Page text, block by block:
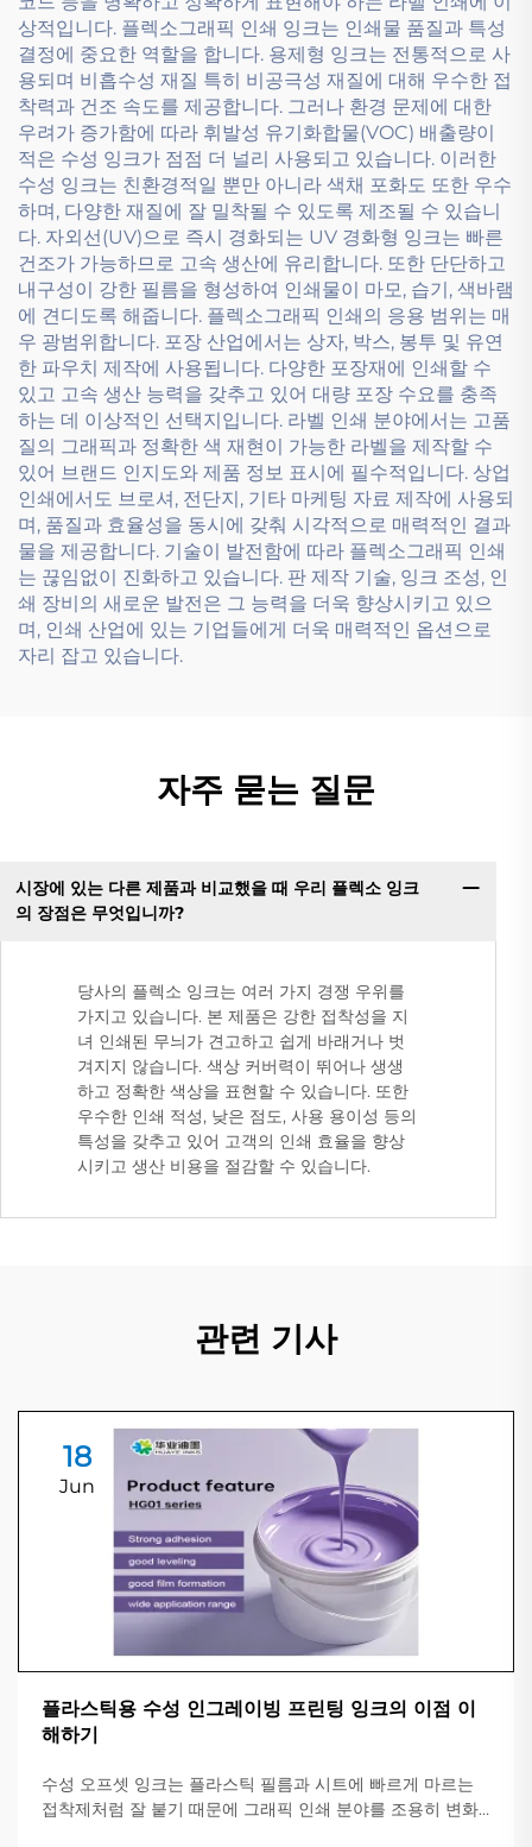
상적입니다. 플렉소그래픽 인쇄 잉크는 인쇄물 품질과 특성
결정에 중요한 역할을 합니다. 용제형 잉크는 전통적으로 사
용되며 비흡수성 재질 특히 비공극성 재질에 대해 우수한 접
착력과 건조 속도를 제공합니다. 그러나 환경 문제에 대한
우려가 증가함에 따라 휘발성 유기화합물(VOC) 배출량이
적은 수성 잉크가 점점 더 널리 사용되고 있습니다. 이러한
수성 잉크는 친환경적일 뿐만 아니라 색채 포화도 또한 우수
하며, 다양한 재질에 잘 밀착될 수 있도록 제조될 수 있습니
다. 자외선(UV)으로 즉시 경화되는 UV 경화형 잉크는 빠른
건조가 가능하므로 고속 생산에 유리합니다. 또한 단단하고
내구성이 강한 필름을 형성하여 인쇄물이 마모, 습기, 색바램
에 견디도록 해줍니다. 플렉소그래픽 인쇄의 응용 범위는 매
우 광범위합니다. 포장 산업에서는 상자, 박스, 봉투 및 유연
한 파우치 제작에 사용됩니다. 다양한 포장재에 인쇄할 수
있고 고속 생산 능력을 갖추고 있어 대량 포장 수요를 충족
하는 데 이상적인 선택지입니다. 라벨 인쇄 분야에서는 고품
질의 그래픽과 정확한 색 재현이 가능한 라벨을 제작할 수
있어 브랜드 인지도와 제품 정보 표시에 필수적입니다. 상업
인쇄에서도 브로셔, 전단지, 기타 마케팅 자료 제작에 사용되
며, 품질과 효율성을 동시에 갖춰 시각적으로 매력적인 결과
물을 제공합니다. 기술이 발전함에 따라 플렉소그래픽 인쇄
는 끊임없이 진화하고 있습니다. 판 제작 기술, 잉크 조성, 인
쇄 장비의 새로운 발전은 그 능력을 더욱 향상시키고 있으
며, 인쇄 산업에 있는 기업들에게 더욱 매력적인 옵션으로
자리 잡고 있습니다.
자주 묻는 질문
시장에 있는 다른 제품과 비교했을 때 우리 플렉소 잉크
의 장점은 무엇입니까?
당사의 플렉소 잉크는 여러 가지 경쟁 우위를
가지고 있습니다. 본 제품은 강한 접착성을 지
녀 인쇄된 무늬가 견고하고 쉽게 바래거나 벗
겨지지 않습니다. 색상 커버력이 뛰어나 생생
하고 정확한 색상을 표현할 수 있습니다. 또한
우수한 인쇄 적성, 낮은 점도, 사용 용이성 등의
특성을 갖추고 있어 고객의 인쇄 효율을 향상
시키고 생산 비용을 절감할 수 있습니다.
관련 기사
18
Jun
플라스틱용 수성 인그레이빙 프린팅 잉크의 이점 이
해하기
수성 오프셋 잉크는 플라스틱 필름과 시트에 빠르게 마르는
접착제처럼 잘 붙기 때문에 그래픽 인쇄 분야를 조용히 변화